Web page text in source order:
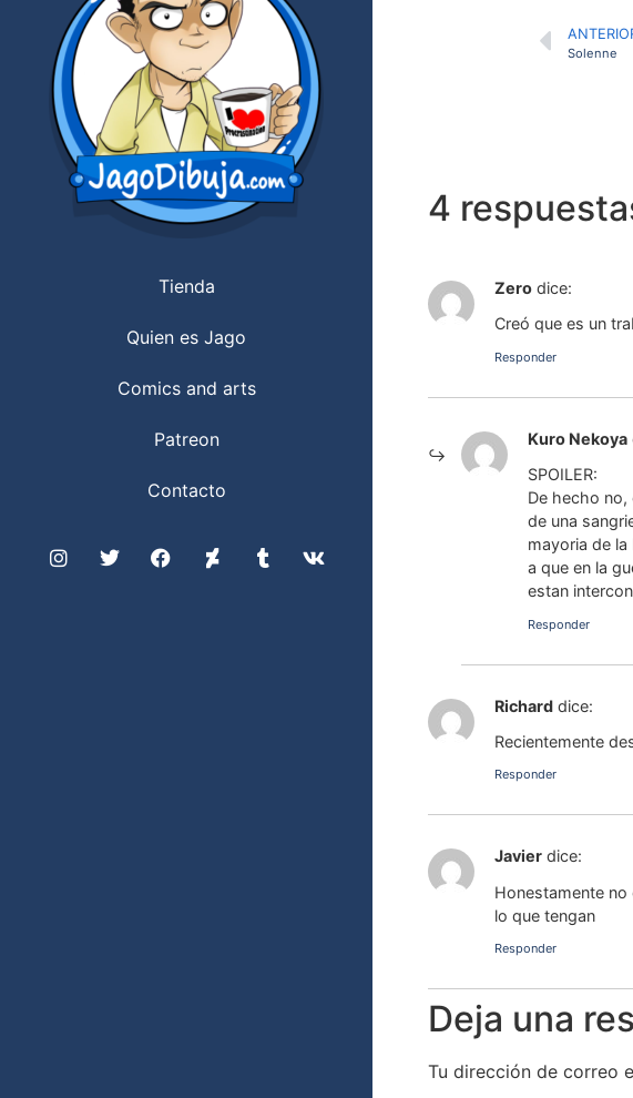
Tienda
Quien es Jago
Comics and arts
Patreon
Contacto
Solenne
4
Zero dice:
Creó que es un
Responder
Kuro Nekoya
SPOILER:
De hecho
de una
mayoria de
a que en la
estan
Responder
Richard dice:
Recientemente
Responder
Javier dice:
Honestamente
lo que tengan
Responder
Deja una
Tu dirección de correo